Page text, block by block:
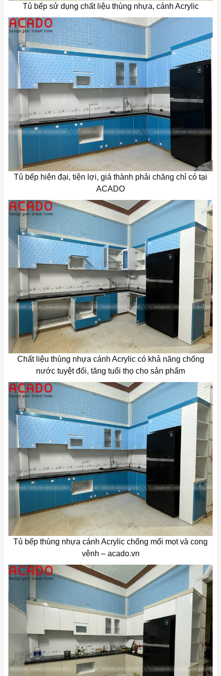
Tủ bếp sử dụng chất liệu thùng nhựa, cánh Acrylic
Tủ bếp hiện đại, tiện lợi, giá thành phải chăng chỉ có tại
ACADO
Chất liệu thùng nhựa cánh Acrylic có khả năng chống
nước tuyệt đối, tăng tuổi thọ cho sản phẩm
Tủ bếp thùng nhựa cánh Acrylic chống mối mọt và cong
vênh – acado.vn